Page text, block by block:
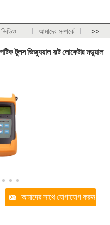
ভিডিও আমাদের সম্পর্কে >>
টুলস ভিজ্যুয়াল ফল্ট লোকেটার মডুয়াল
আমাদের সাথে যোগাযোগ করুন